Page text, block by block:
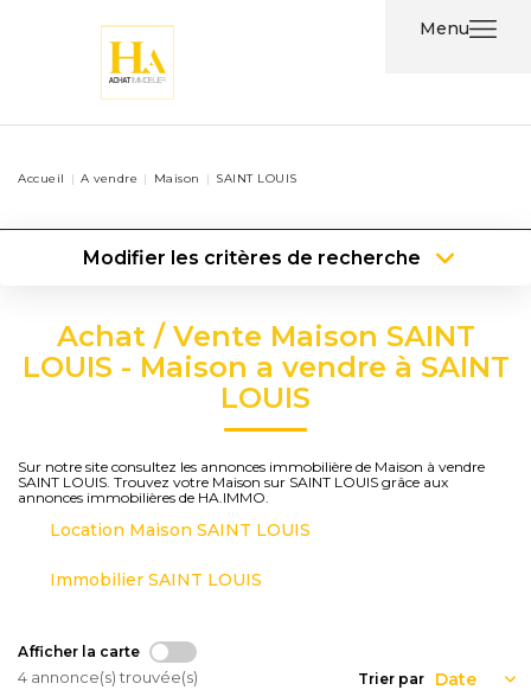
Menu
Nos
Nos
Contact
Estimer
Accueil A vendre Maison SAINT LOUIS
Modifier les critères de recherche
Type de bien
Type de bien
Surface min
Créer une alerte
Achat / Vente Maison SAINT
LOUIS - Maison a vendre à SAINT
LOUIS
Sur notre site consultez les annonces immobilière de Maison à vendre
SAINT LOUIS. Trouvez votre Maison sur SAINT LOUIS grâce aux
annonces immobilières de HA.IMMO.
Location Maison SAINT LOUIS
Immobilier SAINT LOUIS
Afficher la carte
4 annonce(s) trouvée(s) Trier par